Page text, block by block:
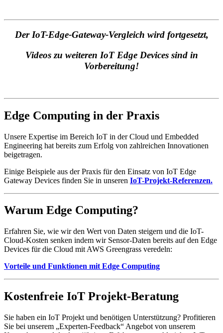
Der IoT-Edge-Gateway-Vergleich wird fortgesetzt,
Videos zu weiteren IoT Edge Devices sind in
Vorbereitung!
Edge Computing in der Praxis
Unsere Expertise im Bereich IoT in der Cloud und Embedded
Engineering hat bereits zum Erfolg von zahlreichen Innovationen
beigetragen.
Einige Beispiele aus der Praxis für den Einsatz von IoT Edge
Gateway Devices finden Sie in unseren IoT-Projekt-Referenzen.
Warum Edge Computing?
Erfahren Sie, wie wir den Wert von Daten steigern und die IoT-
Cloud-Kosten senken indem wir Sensor-Daten bereits auf den Edge
Devices für die Cloud mit AWS Greengrass veredeln:
Vorteile und Funktionen mit Edge Computing
Kostenfreie IoT Projekt-Beratung
Sie haben ein IoT Projekt und benötigen Unterstützung? Profitieren
Sie bei unserem „Experten-Feedback“ Angebot von unserem